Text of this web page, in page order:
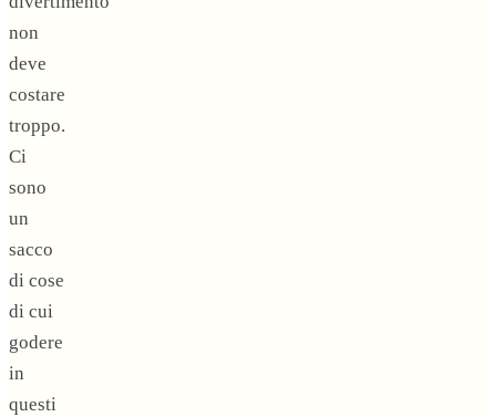
non
deve
costare
troppo.
Ci
sono
un
sacco
di cose
di cui
godere
in
questi